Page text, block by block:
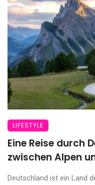
LIFESTYLE
Eine Reise durch
zwischen Alpen
Deutschland ist ein Land